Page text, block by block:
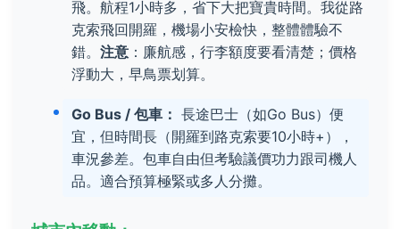
飛。航程1小時多，省下大把寶貴時間。我從路
克索飛回開羅，機場小安檢快，整體體驗不
錯。 注意 ：廉航感，行李額度要看清楚；價格
浮動大，早鳥票划算。
Go Bus / 包車： 長途巴士（如Go Bus）便
宜，但時間長（開羅到路克索要10小時+），
車況參差。包車自由但考驗議價功力跟司機人
品。適合預算極緊或多人分攤。